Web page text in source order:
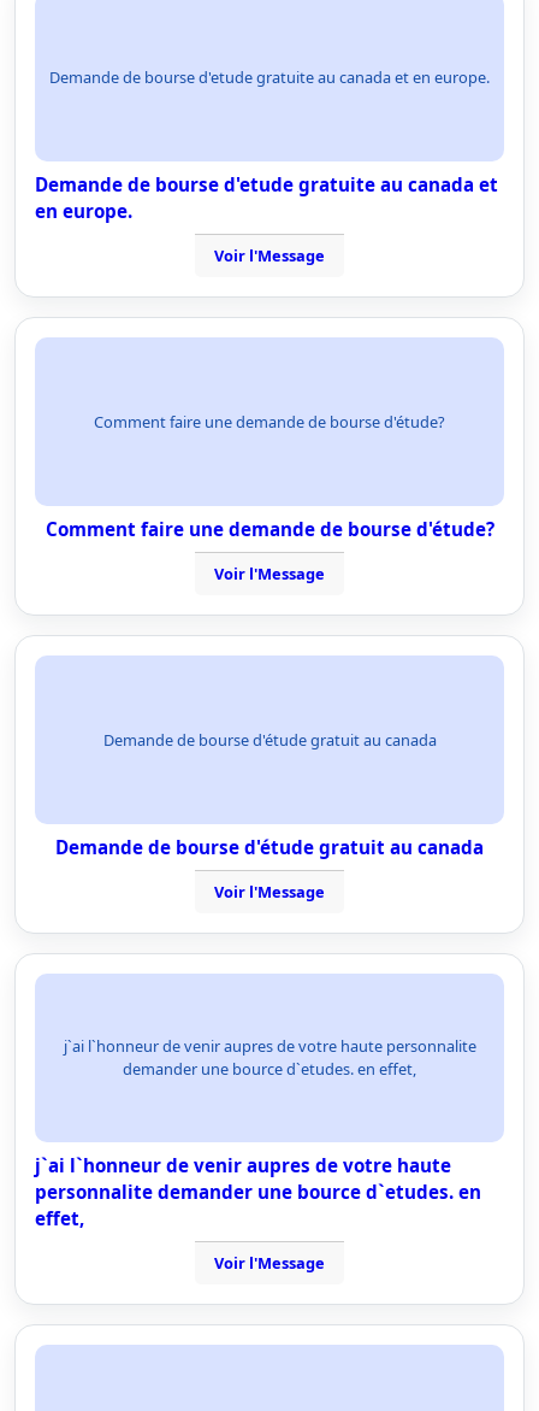
Demande de bourse d'etude gratuite au canada et en europe.
Demande de bourse d'etude gratuite au canada et
en europe.
Voir l'Message
Comment faire une demande de bourse d'étude?
Comment faire une demande de bourse d'étude?
Voir l'Message
Demande de bourse d'étude gratuit au canada
Demande de bourse d'étude gratuit au canada
Voir l'Message
j`ai l`honneur de venir aupres de votre haute personnalite
demander une bource d`etudes. en effet,
j`ai l`honneur de venir aupres de votre haute
personnalite demander une bource d`etudes. en
effet,
Voir l'Message